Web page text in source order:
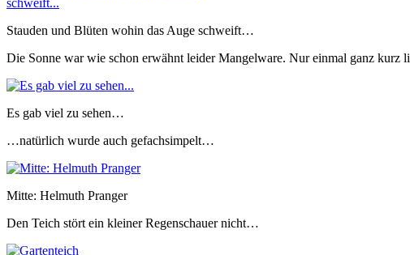
Stauden und Blüten wohin das Auge schweift…
Die Sonne war wie schon erwähnt leider Mangelware. Nur einmal ganz kurz
Es gab viel zu sehen…
…natürlich wurde auch gefachsimpelt…
Mitte: Helmuth Pranger
Den Teich stört ein kleiner Regenschauer nicht…